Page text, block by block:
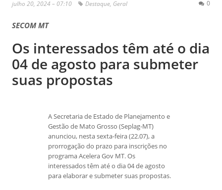
julho 20, 2024 – 07:10 Destaque, Geral 0
SECOM MT
Os interessados têm até o dia
04 de agosto para submeter
suas propostas
A Secretaria de Estado de Planejamento e
Gestão de Mato Grosso (Seplag-MT)
anunciou, nesta sexta-feira (22.07), a
prorrogação do prazo para inscrições no
programa Acelera Gov MT. Os
interessados têm até o dia 04 de agosto
para elaborar e submeter suas propostas.